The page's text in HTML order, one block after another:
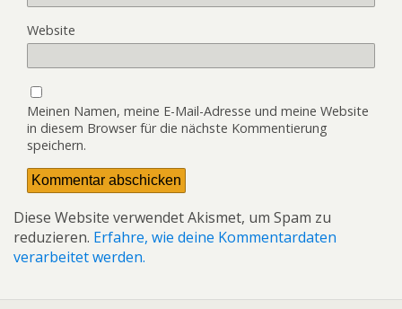
Website
Meinen Namen, meine E-Mail-Adresse und meine Website
in diesem Browser für die nächste Kommentierung
speichern.
Diese Website verwendet Akismet, um Spam zu
reduzieren. Erfahre, wie deine Kommentardaten
verarbeitet werden.